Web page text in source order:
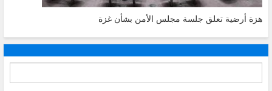
هزة أرضية تعلق جلسة مجلس الأمن بشأن غزة